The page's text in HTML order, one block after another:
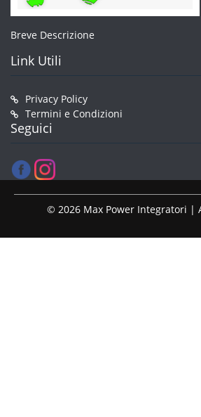
Breve Descrizione
Link Utili
Privacy Policy
Termini e Condizioni
Seguici
© 2026 Max Power Integratori |